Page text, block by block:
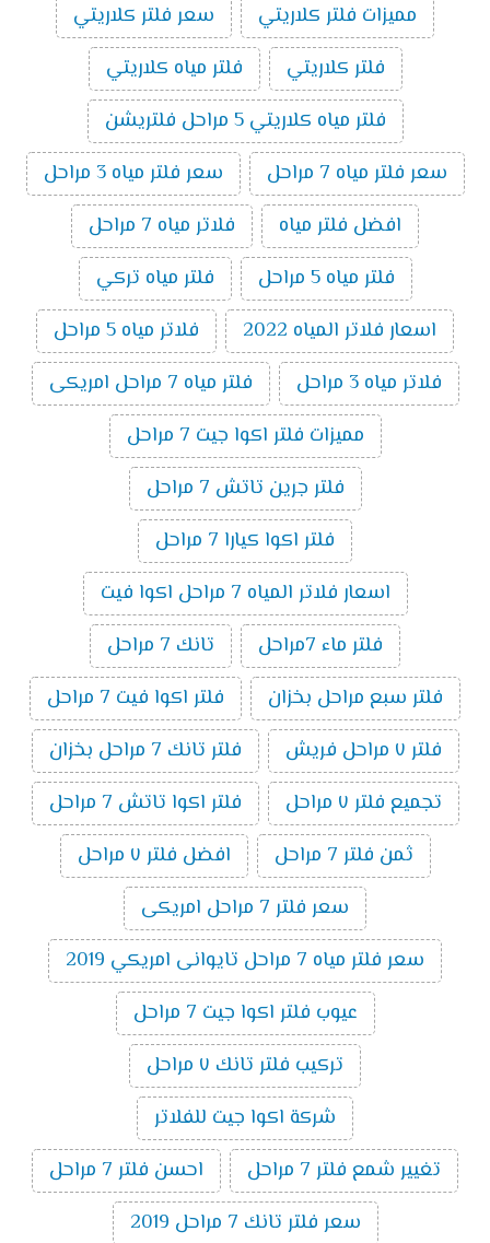
مميزات فلتر كلاريتي
سعر فلتر كلاريتي
فلتر كلاريتي
فلتر مياه كلاريتي
فلتر مياه كلاريتي 5 مراحل فلتريشن
سعر فلتر مياه 7 مراحل
سعر فلتر مياه 3 مراحل
افضل فلتر مياه
فلاتر مياه 7 مراحل
فلتر مياه 5 مراحل
فلتر مياه تركي
اسعار فلاتر المياه 2022
فلاتر مياه 5 مراحل
فلاتر مياه 3 مراحل
فلتر مياه 7 مراحل امريكى
مميزات فلتر اكوا جيت 7 مراحل
فلتر جرين تاتش 7 مراحل
فلتر اكوا كيارا 7 مراحل
اسعار فلاتر المياه 7 مراحل اكوا فيت
فلتر ماء 7مراحل
تانك 7 مراحل
فلتر سبع مراحل بخزان
فلتر اكوا فيت 7 مراحل
فلتر ٧ مراحل فريش
فلتر تانك 7 مراحل بخزان
تجميع فلتر ٧ مراحل
فلتر اكوا تاتش 7 مراحل
ثمن فلتر 7 مراحل
افضل فلتر ٧ مراحل
سعر فلتر 7 مراحل امريكى
سعر فلتر مياه 7 مراحل تايوانى امريكي 2019
عيوب فلتر اكوا جيت 7 مراحل
تركيب فلتر تانك ٧ مراحل
شركة اكوا جيت للفلاتر
تغيير شمع فلتر 7 مراحل
احسن فلتر 7 مراحل
سعر فلتر تانك 7 مراحل 2019